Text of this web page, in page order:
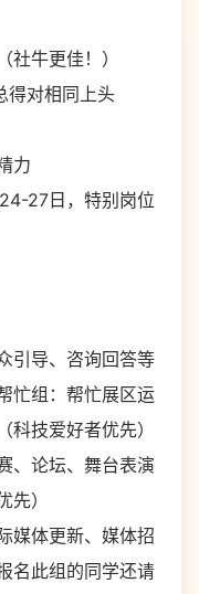
牛更佳！）
对相同上头
力
27日，特别岗位
引导、咨询回答等
忙组：帮忙展区运
技爱好者优先）
、论坛、舞台表演
）
媒体更新、媒体招
名此组的同学还请